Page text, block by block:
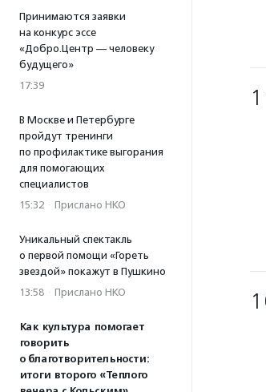
Принимаются заявки
на конкурс эссе
«Добро.Центр — человеку
будущего»
17:39
В Москве и Петербурге
пройдут тренинги
по профилактике выгорания
для помогающих
специалистов
15:32 · Прислано НКО
Уникальный спектакль
о первой помощи «Гореть
звездой» покажут в Пушкино
13:58 · Прислано НКО
Как культура помогает
говорить
о благотворительности:
итоги второго «Теплого